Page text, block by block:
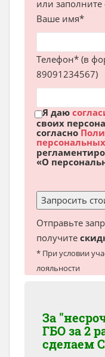
или
Ваше имя*
Телефон* (в
89091234567)
Я даю
своих
согласно
«О
Отправьте
получите
* При условии
лояльности
За
ГБО за 2
сделаем